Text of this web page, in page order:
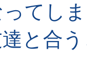
てし
と合